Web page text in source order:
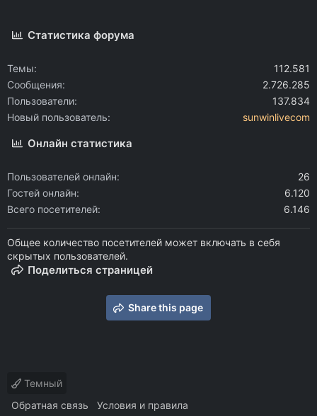
Статистика форума
Темы
112.581
Сообщения
2.726.285
Пользователи
137.834
Новый пользователь
sunwinlivecom
Онлайн статистика
Пользователей онлайн
26
Гостей онлайн
6.120
Всего посетителей
6.146
Общее количество посетителей может включать в себя
скрытых пользователей.
Поделиться страницей
Share this page
Темный
Обратная связь
Условия и правила